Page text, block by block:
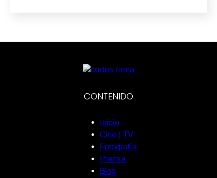
CONTENIDO
Inicio
Cine | TV
Fotografía
Prensa
Blog